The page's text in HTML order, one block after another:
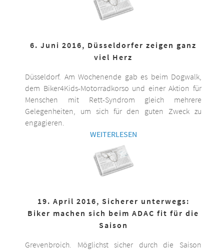
6. Juni 2016, Düsseldorfer zeigen ganz
viel Herz
Düsseldorf. Am Wochenende gab es beim Dogwalk,
dem Biker4Kids-Motorradkorso und einer Aktion für
Menschen mit Rett-Syndrom gleich mehrere
Gelegenheiten, um sich für den guten Zweck zu
engagieren.
WEITERLESEN
19. April 2016, Sicherer unterwegs:
Biker machen sich beim ADAC fit für die
Saison
Grevenbroich. Möglichst sicher durch die Saison